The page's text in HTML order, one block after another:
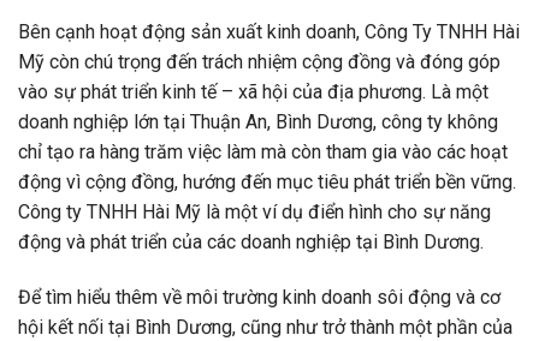
Bên cạnh hoạt động sản xuất kinh doanh, Công Ty TNHH Hài
Mỹ còn chú trọng đến trách nhiệm cộng đồng và đóng góp
vào sự phát triển kinh tế – xã hội của địa phương. Là một
doanh nghiệp lớn tại Thuận An, Bình Dương, công ty không
chỉ tạo ra hàng trăm việc làm mà còn tham gia vào các hoạt
động vì cộng đồng, hướng đến mục tiêu phát triển bền vững.
Công ty TNHH Hài Mỹ là một ví dụ điển hình cho sự năng
động và phát triển của các doanh nghiệp tại Bình Dương.
Để tìm hiểu thêm về môi trường kinh doanh sôi động và cơ
hội kết nối tại Bình Dương, cũng như trở thành một phần của